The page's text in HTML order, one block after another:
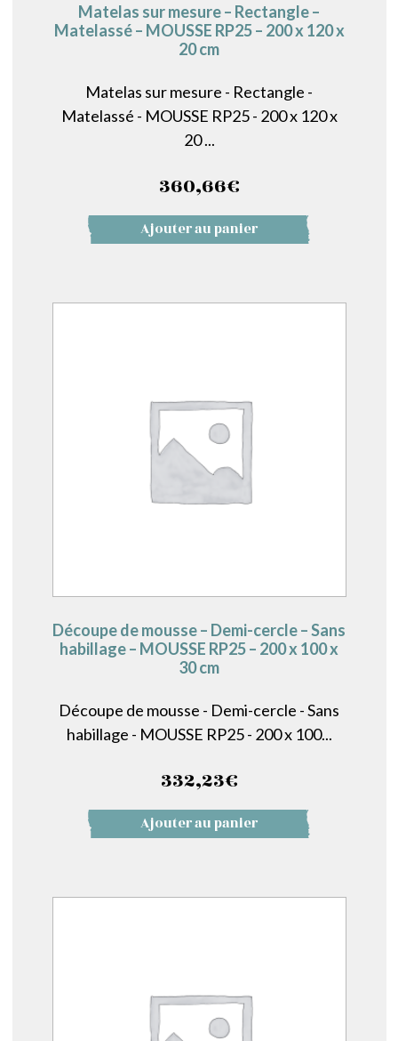
Matelas sur mesure – Rectangle –
Matelassé – MOUSSE RP25 – 200 x 120 x
20 cm
Matelas sur mesure - Rectangle -
Matelassé - MOUSSE RP25 - 200 x 120 x
20 ...
360,66€
Ajouter au panier
Découpe de mousse – Demi-cercle – Sans
habillage – MOUSSE RP25 – 200 x 100 x
30 cm
Découpe de mousse - Demi-cercle - Sans
habillage - MOUSSE RP25 - 200 x 100...
332,23€
Ajouter au panier